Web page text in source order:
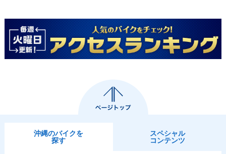
沖縄のバイクを
探す
スペシャル
コンテンツ